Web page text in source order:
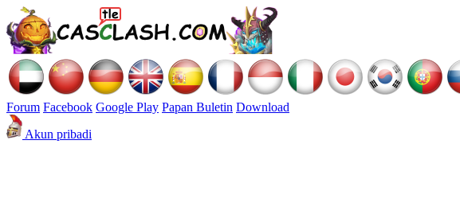
Forum Facebook Google Play Papan Buletin Download
Akun pribadi